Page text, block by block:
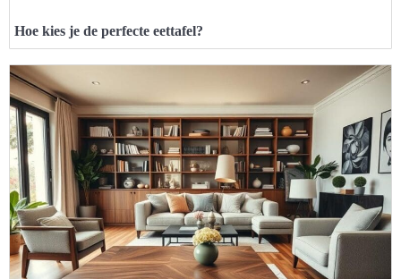
Hoe kies je de perfecte eettafel?